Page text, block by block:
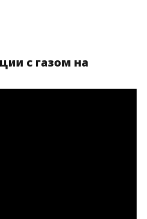
с газом на